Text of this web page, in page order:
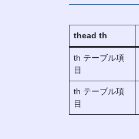
thead th
th テーブル項
目
th テーブル項
目